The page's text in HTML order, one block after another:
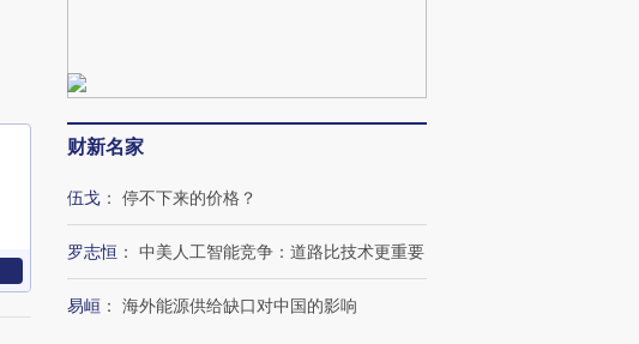
财新名家
伍戈 ： 停不下来的价格？
罗志恒 ： 中美人工智能竞争：道路比技术更重要
易峘 ： 海外能源供给缺口对中国的影响